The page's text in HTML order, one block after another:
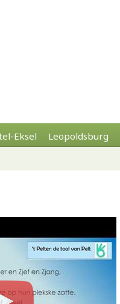
Eksel Leopoldsburg